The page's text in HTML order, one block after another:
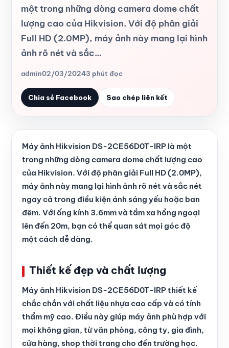
một trong những dòng camera dome chất
lượng cao của Hikvision. Với độ phân giải
Full HD (2.0MP), máy ảnh này mang lại hình
ảnh rõ nét và sắc…
admin02/03/20243 phút đọc
Chia sẻ Facebook Sao chép liên kết
Máy ảnh Hikvision DS-2CE56D0T-IRP là một
trong những dòng camera dome chất lượng cao
của Hikvision. Với độ phân giải Full HD (2.0MP),
máy ảnh này mang lại hình ảnh rõ nét và sắc nét
ngay cả trong điều kiện ánh sáng yếu hoặc ban
đêm. Với ống kính 3.6mm và tầm xa hồng ngoại
lên đến 20m, bạn có thể quan sát mọi góc độ
một cách dễ dàng.
Thiết kế đẹp và chất lượng
Máy ảnh Hikvision DS-2CE56D0T-IRP thiết kế
chắc chắn với chất liệu nhựa cao cấp và có tính
thẩm mỹ cao. Điều này giúp máy ảnh phù hợp với
mọi không gian, từ văn phòng, công ty, gia đình,
cửa hàng, shop thời trang cho đến trường học.